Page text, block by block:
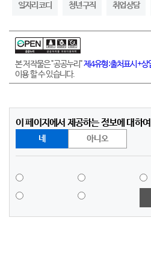
일자리코디 청년구직 취업상담
본 저작물은 "공공누리"제4유형:출처표시+상
이용 할 수 있습니다.
이 페이지에서 제공하는 정보에 대하
네 아니오